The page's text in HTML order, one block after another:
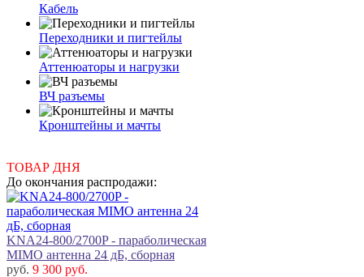
Кабель
Переходники и пигтейлы
Аттенюаторы и нагрузки
ВЧ разъемы
Кронштейны и мачты
ТОВАР ДНЯ
До окончания распродажи:
KNA24-800/2700P - параболическая
MIMO антенна 24 дБ, сборная
руб. 9 300 руб.